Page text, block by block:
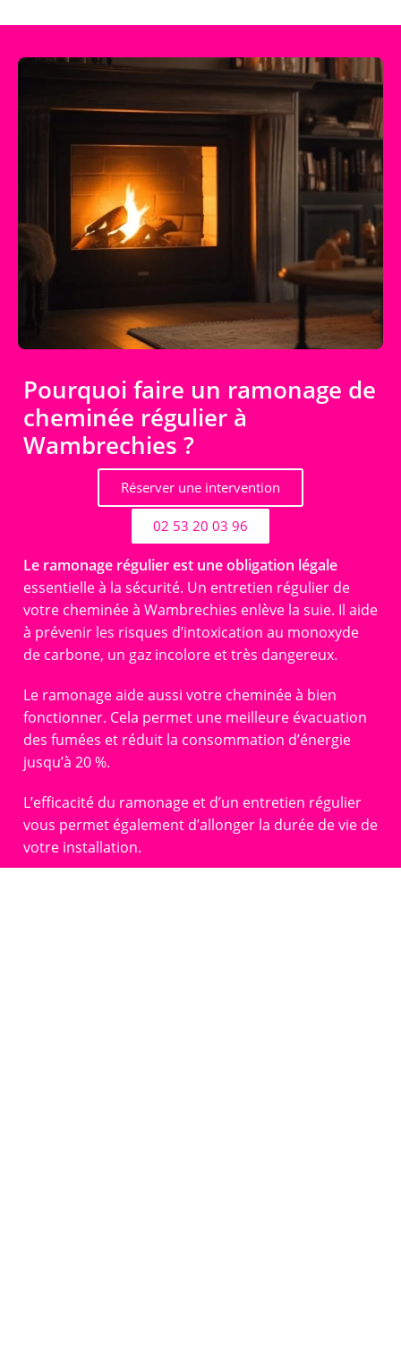
Pourquoi faire un ramonage de
cheminée régulier à
Wambrechies ?
Réserver une intervention
02 53 20 03 96
Le ramonage régulier est une obligation légale
essentielle à la sécurité. Un entretien régulier de
votre cheminée à Wambrechies enlève la suie. Il aide
à prévenir les risques d’intoxication au monoxyde
de carbone, un gaz incolore et très dangereux.
Le ramonage aide aussi votre cheminée à bien
fonctionner. Cela permet une meilleure évacuation
des fumées et réduit la consommation d’énergie
jusqu’à 20 %.
L’efficacité du ramonage et d’un entretien régulier
vous permet également d’allonger la durée de vie de
votre installation.